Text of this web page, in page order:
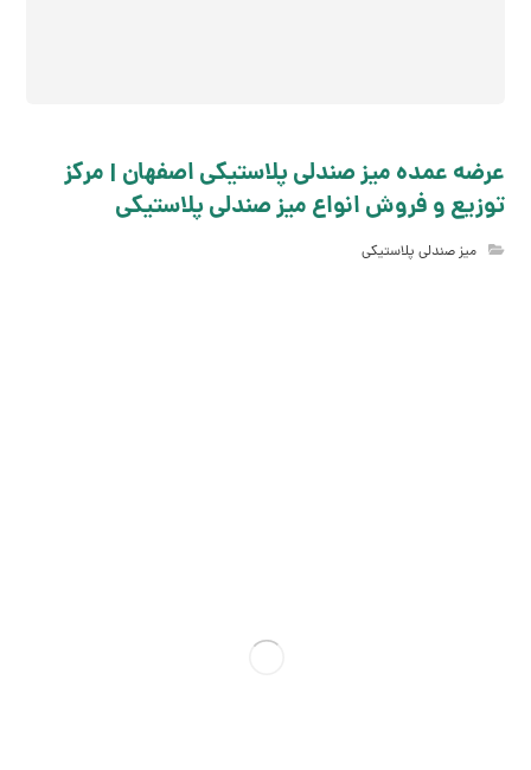
عرضه عمده میز صندلی پلاستیکی اصفهان | مرکز
توزیع و فروش انواع میز صندلی پلاستیکی
میز صندلی پلاستیکی